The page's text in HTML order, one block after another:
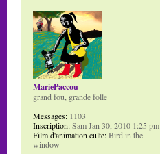
MariePaccou
grand fou, grande folle
Messages: 1103
Inscription:Sam Jan 30, 2010 1:25 pm
Film d'animation culte:Bird in the
window